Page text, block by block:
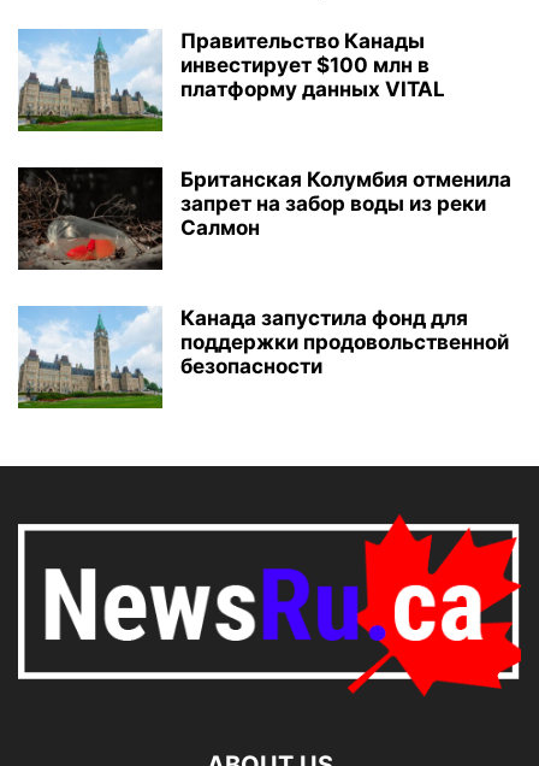
Правительство Канады
инвестирует $100 млн в
платформу данных VITAL
Британская Колумбия отменила
запрет на забор воды из реки
Салмон
Канада запустила фонд для
поддержки продовольственной
безопасности